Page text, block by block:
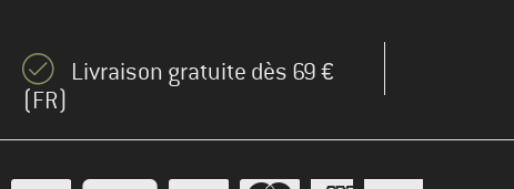
Livraison gratuite dès 69 €
(FR)